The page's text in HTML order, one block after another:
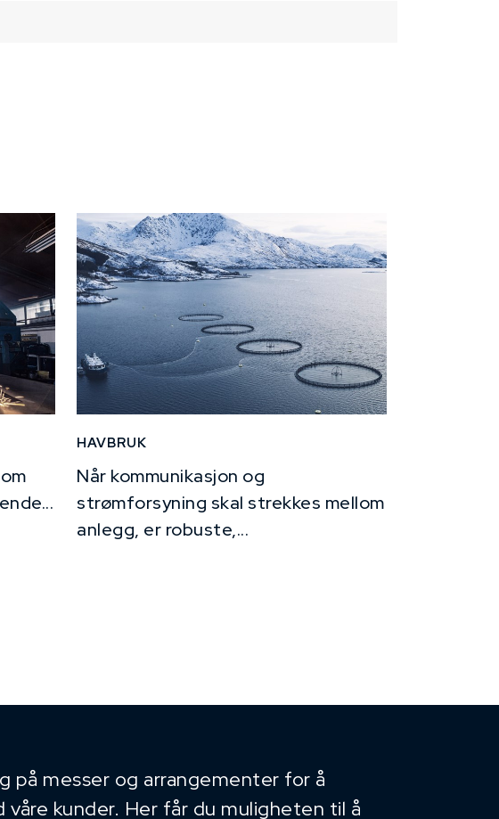
HAVBRUK
Når kommunikasjon og
strømforsyning skal strekkes mellom
anlegg, er robuste,...
på messer og arrangementer for å
kunder. Her får du muligheten til å